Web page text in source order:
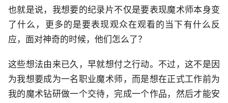
也就是说，我想要的纪录片不仅是要表现魔术师本身变
了什么，更多的是要表现观众在观看的当下有什么反
应，面对神奇的时候，他们怎么了？
这些想法由来已久，早就想付之行动。不过，这不是因
为我想要成为一名职业魔术师，而是想在正式工作前为
我的魔术钻研做一个交待，完成一个作品，然后才能安